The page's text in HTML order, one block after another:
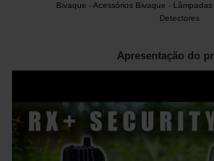
Bivaque -Acessórios Bivaque - Lâmpadas
Detectores
Apresentação do